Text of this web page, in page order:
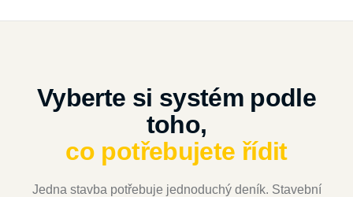
Vyberte si systém podle
toho,
co potřebujete řídit
Jedna stavba potřebuje jednoduchý deník. Stavební